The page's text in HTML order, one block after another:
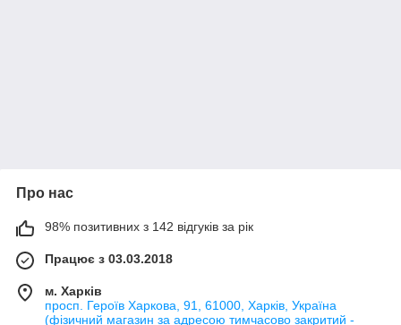
Про нас
98% позитивних з 142 відгуків за рік
Працює з 03.03.2018
м. Харків
просп. Героїв Харкова, 91, 61000, Харків, Україна
(фізичний магазин за адресою тимчасово закритий -